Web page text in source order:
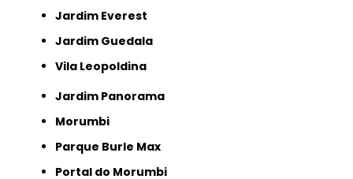
Jardim Everest
Jardim Guedala
Vila Leopoldina
Jardim Panorama
Morumbi
Parque Burle Max
Portal do Morumbi